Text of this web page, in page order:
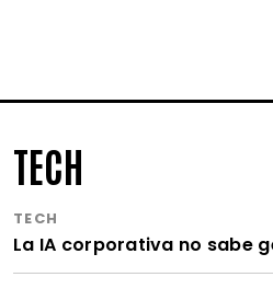
TECH
TECH
La IA corporativa no sabe